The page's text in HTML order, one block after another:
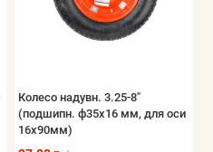
Колесо надувн. 3.25-8"
(подшипн. ф35x16 мм, для оси
16x90мм)